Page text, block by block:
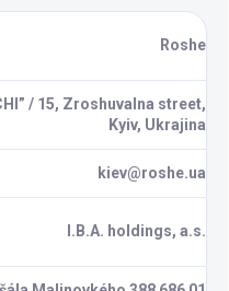
Roshe
/ 15, Zroshuvalna street,
Kyiv, Ukrajina
kiev@roshe.ua
I.B.A. holdings, a.s.